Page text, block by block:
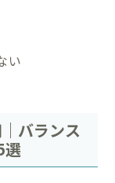
い
バランス
選